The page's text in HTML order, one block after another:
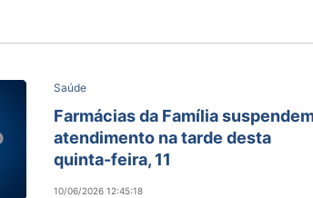
Saúde
Farmácias da Família
atendimento na tarde desta
quinta-feira, 11
10/06/2026 12:45:18